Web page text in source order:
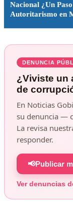
Nacional ¿Un
Autoritarismo en
DENUNCIA
¿Viviste un
de
En Noticias
su denuncia —
La revisa
responder.
📢Publicar
Ver denuncias